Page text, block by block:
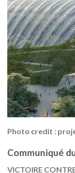
Photo credit :
Communiqué
VICTOIRE